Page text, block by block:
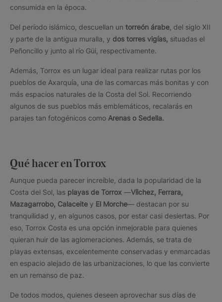
consumida en la época.
Del período islámico, descuellan un torreón árabe , del siglo XII
y parte de la antigua muralla, y dos torres vigías, situadas el
Peñoncillo y junto al río Güi, respectivamente.
Además, Torrox es un lugar ideal para realizar rutas por los
pueblos de Axarquía, una de las comarcas más bonitas y con
más espacios naturales de la Costa del Sol. Recorriendo
algunos de sus pueblos más emblemáticos, recalarás en
parajes tan fotogénicos como Arenas o Sedella.
Qué hacer en Torrox
Aunque pueda parecer increíble, dada la popularidad de la
Costa del Sol, las playas de Torrox —Vílchez, Ferrara,
Mazagarrobo, Calaceite y El Morche— destacan por su
tranquilidad y, en algunos casos, por estar casi desiertas. Por
eso, Torrox Costa es una opción inmejorable para quienes
quieran huir de las aglomeraciones. Además, se trata de
playas extensas, excelentemente conservadas y enmarcadas
en espacio alejado de las urbanizaciones, lo que las convierte
en un remanso de paz.
De todos modos, quienes deseen aprovechar sus días de